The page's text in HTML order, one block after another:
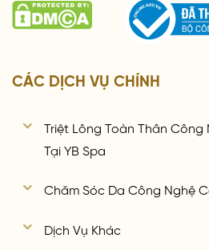
CÁC DỊCH VỤ CHÍNH
Triệt Lông Toàn Thân Công
Tại YB Spa
Chăm Sóc Da Công Nghệ
Dịch Vụ Khác